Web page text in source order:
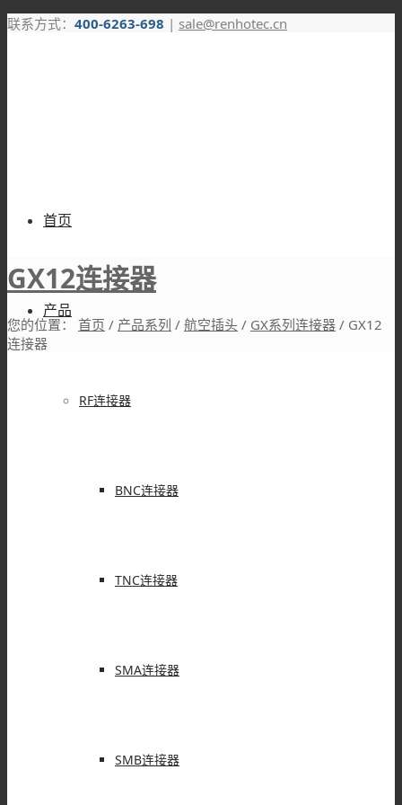
联系方式： 400-6263-698 | sale@renhotec.cn
首页
产品
RF连接器
BNC连接器
TNC连接器
SMA连接器
SMB连接器
GX12连接器
您的位置： 首页 / 产品系列 / 航空插头 / GX系列连接器 / GX12
连接器